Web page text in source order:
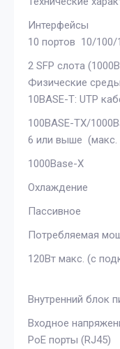
Интерфейсы
10 портов 10/
2 SFP слота
Физические среды
10BASE-T: UTP
100BASE-TX/
6 или выше (макс.
1000Base-X
Охлаждение
Пассивное
Потребляемая
120Вт макс. (с
Внутренний блок
Входное
PoE порты (RJ45)